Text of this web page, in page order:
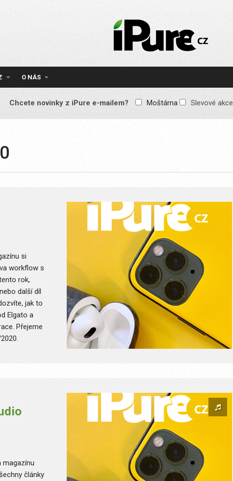
IPURE.CZ
Prémiový Apple e-
reklamy, žádné
obsah pro všechny
O NÁS
Chcete novinky z iPure e-mailem? Moštárna Slevové akce
si
workflow s
rok,
další díl
jak to
Elgato a
Přejeme
magazínu
články